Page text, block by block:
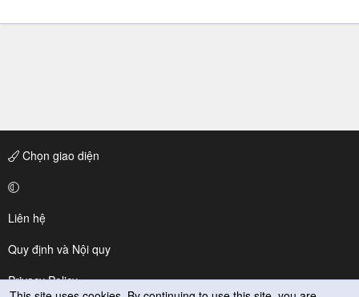
Chọn giao diện
Liên hệ
Quy định và Nội quy
Privacy Policy